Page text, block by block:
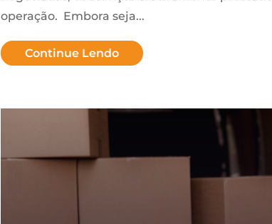
operação. Embora seja...
Continue Lendo